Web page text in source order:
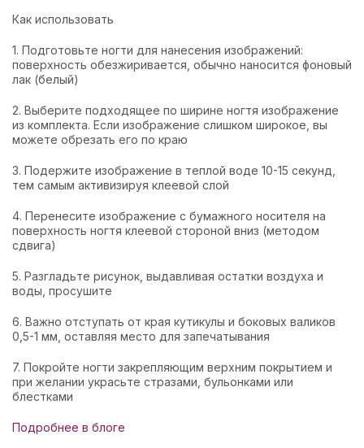
Как использовать
1. Подготовьте ногти для нанесения изображений:
поверхность обезжиривается, обычно наносится фоновый
лак (белый)
2. Выберите подходящее по ширине ногтя изображение
из комплекта. Если изображение слишком широкое, вы
можете обрезать его по краю
3. Подержите изображение в теплой воде 10-15 секунд,
тем самым активизируя клеевой слой
4. Перенесите изображение с бумажного носителя на
поверхность ногтя клеевой стороной вниз (методом
сдвига)
5. Разгладьте рисунок, выдавливая остатки воздуха и
воды, просушите
6. Важно отступать от края кутикулы и боковых валиков
0,5-1 мм, оставляя место для запечатывания
7. Покройте ногти закрепляющим верхним покрытием и
при желании украсьте стразами, бульонками или
блестками
Подробнее в блоге